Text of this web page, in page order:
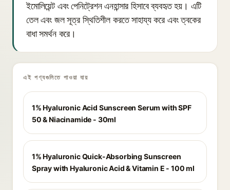
ইমোলিয়েন্ট এবং পেনিট্রেশন এনহান্সার হিসাবে ব্যবহৃত হয়। এটি
তেল এবং জল সূত্র স্থিতিশীল করতে সাহায্য করে এবং ত্বকের
বাধা সমর্থন করে।
এই পণ্যগুলিতে পাওয়া যায়
1% Hyaluronic Acid Sunscreen Serum with SPF
50 & Niacinamide - 30ml
1% Hyaluronic Quick-Absorbing Sunscreen
Spray with Hyaluronic Acid & Vitamin E - 100 ml